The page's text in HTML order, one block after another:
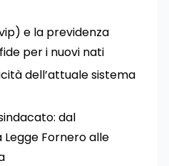
e la previdenza
per i nuovi nati
dell’attuale sistema
dal
Fornero alle